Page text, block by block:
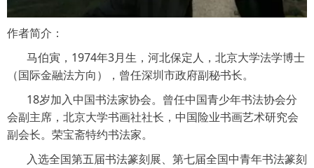
作者简介：
马伯寅，1974年3月生，河北保定人，北京大学法学博士
（国际金融法方向），曾任深圳市政府副秘书长。
18岁加入中国书法家协会。曾任中国青少年书法协会分
会副主席，北京大学书画社社长，中国险业书画艺术研究会
副会长。荣宝斋特约书法家。
入选全国第五届书法篆刻展、第七届全国中青年书法篆刻